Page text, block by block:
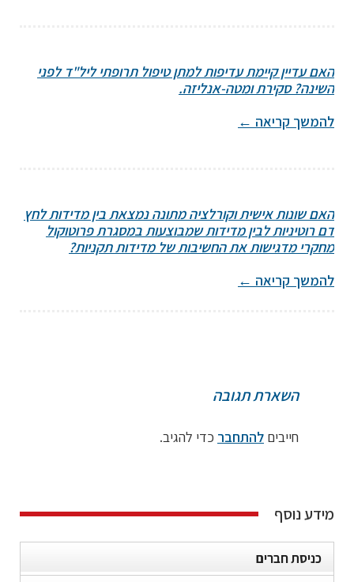
האם עדיין קיימת עדיפות למתן טיפול תרופתי ליל"ד לפני
השינה? סקירת ומטה-אנליזה.
להמשך קריאה ←
האם שונות אישית וקורלציה מתונה נמצאת בין מדידות לחץ
דם רוטיניות לבין מדידות שמבוצעות במסגרת פרוטוקול
מחקרי מדגישות את החשיבות של מדידות תקניות?
להמשך קריאה ←
השארת תגובה
חייבים להתחבר כדי להגיב.
מידע נוסף
כניסת חברים